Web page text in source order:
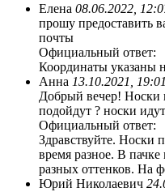
Елена 08.06.2022,
прошу предоставить
почты
Официальный ответ:
Координаты указаны
Анна 13.10.2021, 19:01
Добрый вечер! Носки
подойдут ? носки
Официальный ответ:
Здравствуйте. Носки
время разное. В
разных оттенков. На
Юрий Николаевич